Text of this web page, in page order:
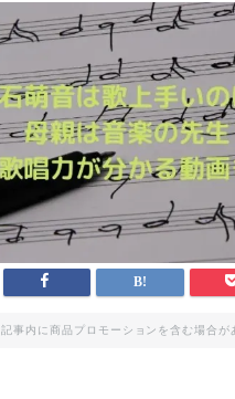
記事内に商品プロモーションを含む場合が